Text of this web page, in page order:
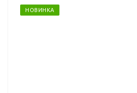
НОВИНКА